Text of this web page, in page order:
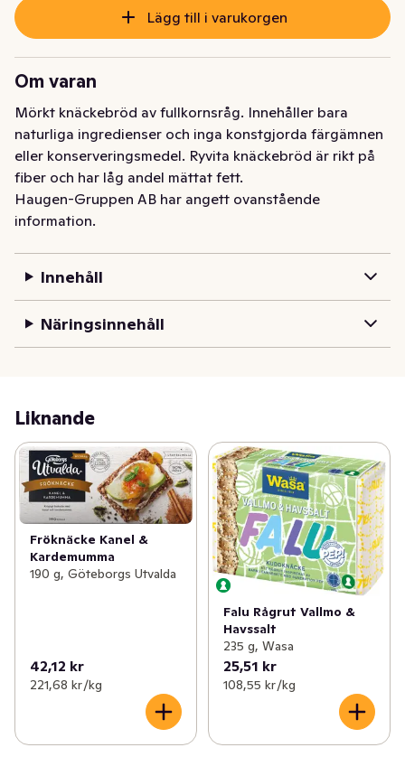
Lägg till i varukorgen
Om varan
Mörkt knäckebröd av fullkornsråg. Innehåller bara
naturliga ingredienser och inga konstgjorda färgämnen
eller konserveringsmedel. Ryvita knäckebröd är rikt på
fiber och har låg andel mättat fett.
Haugen-Gruppen AB har angett ovanstående
information.
Innehåll
Näringsinnehåll
Liknande
Fröknäcke Kanel &
Kardemumma
190 g, Göteborgs Utvalda
42,12 kr
221,68 kr /kg
Falu Rågrut Vallmo &
Havssalt
235 g, Wasa
25,51 kr
108,55 kr /kg